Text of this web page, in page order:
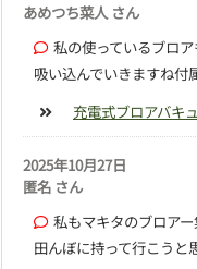
あめつち菜人 さん
私の使っているブロ
吸い込んでいきますね付
充電式ブロアバキ
2025年10月27日
匿名 さん
私もマキタのブロア
田んぼに持って行こうと